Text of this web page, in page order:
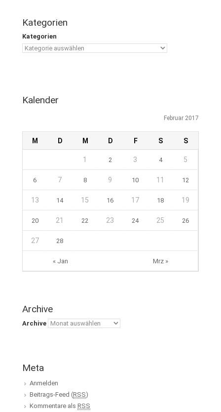
Kategorien
Kategorien
Kalender
Februar 2017
M D M D F S S
« Jan Mrz »
1 2 3 4 5
6 7 8 9 10 11 12
13 14 15 16 17 18 19
20 21 22 23 24 25 26
27 28
Archive
Archive
Meta
Anmelden
Beitrags-Feed (RSS)
Kommentare als RSS